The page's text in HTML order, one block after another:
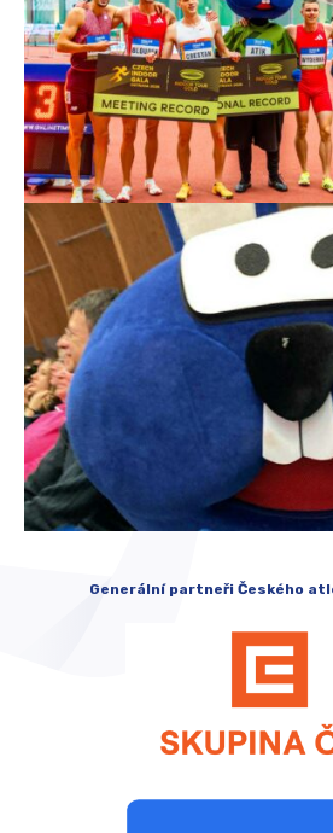
Generální partneři Českého